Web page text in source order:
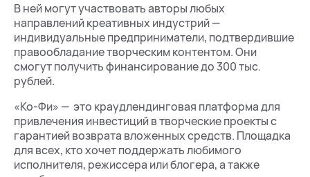
В ней могут участвовать авторы любых
направлений креативных индустрий —
индивидуальные предприниматели, подтвердившие
правообладание творческим контентом. Они
смогут получить финансирование до 300 тыс.
рублей.
«Ко-Фи» — это краудлендинговая платформа для
привлечения инвестиций в творческие проекты с
гарантией возврата вложенных средств. Площадка
для всех, кто хочет поддержать любимого
исполнителя, режиссера или блогера, а также